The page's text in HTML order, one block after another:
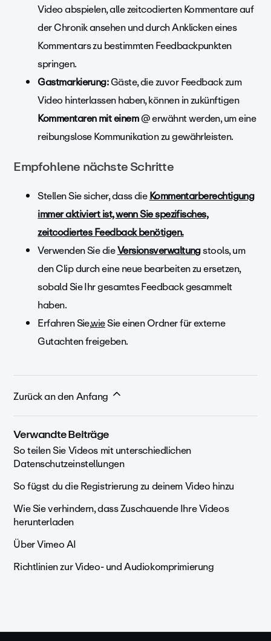
Video abspielen, alle zeitcodierten Kommentare auf
der Chronik ansehen und durch Anklicken eines
Kommentars zu bestimmten Feedbackpunkten
springen.
Gastmarkierung:Gäste, die zuvor Feedback zum
Video hinterlassen haben, können in zukünftigen
Kommentaren mit einem@ erwähnt werden, um eine
reibungslose Kommunikation zu gewährleisten.
Empfohlene nächste Schritte
Stellen Sie sicher, dass dieKommentarberechtigung
immer aktiviert ist, wenn Sie spezifisches,
zeitcodiertes Feedback benötigen.
Verwenden Sie dieVersionsverwaltungstools, um
den Clip durch eine neue bearbeiten zu ersetzen,
sobald Sie Ihr gesamtes Feedback gesammelt
haben.
Erfahren Sie,wieSie einen Ordner für externe
Gutachten freigeben.
Zurück an den Anfang
Verwandte Beiträge
So teilen Sie Videos mit unterschiedlichen
Datenschutzeinstellungen
So fügst du die Registrierung zu deinem Video hinzu
Wie Sie verhindern, dass Zuschauende Ihre Videos
herunterladen
Über Vimeo AI
Richtlinien zur Video- und Audiokomprimierung